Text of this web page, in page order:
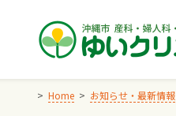
Home お知らせ・最新情報